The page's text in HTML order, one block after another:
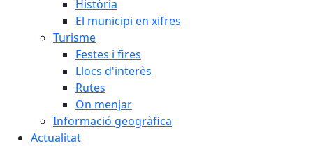
Història
El municipi en xifres
Turisme
Festes i fires
Llocs d'interès
Rutes
On menjar
Informació geogràfica
Actualitat